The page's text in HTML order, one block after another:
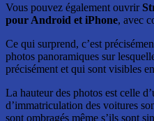
Vous pouvez également ouvrir
pour Android et iPhone, avec
Ce qui surprend, c’est
photos panoramiques sur
précisément et qui sont visibles
La hauteur des photos est celle
d’immatriculation des voitures
sont ombragés même s’ils sont